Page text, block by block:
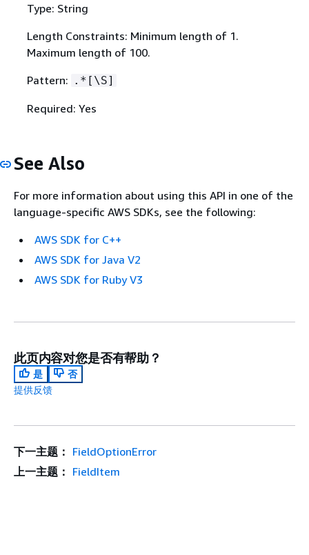
Type: String
Length Constraints: Minimum length of 1.
Maximum length of 100.
Pattern: .*[\S]
Required: Yes
See Also
For more information about using this API in one of the
language-specific AWS SDKs, see the following:
AWS SDK for C++
AWS SDK for Java V2
AWS SDK for Ruby V3
此页内容对您是否有帮助？
是
否
提供反馈
下一主题： FieldOptionError
上一主题： FieldItem